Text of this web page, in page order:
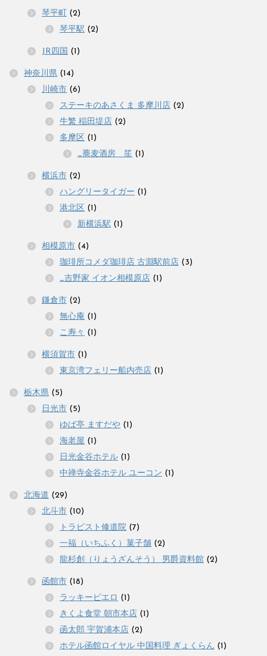
琴平町 (2)
琴平駅 (2)
JR四国 (1)
神奈川県 (14)
川崎市 (6)
ステーキのあさくま 多摩川店 (2)
牛繁 稲田堤店 (2)
多摩区 (1)
_蕎麦酒房 笙 (1)
横浜市 (2)
ハングリータイガー (1)
港北区 (1)
新横浜駅 (1)
相模原市 (4)
珈琲所コメダ珈琲店 古淵駅前店 (3)
_吉野家 イオン相模原店 (1)
鎌倉市 (2)
無心庵 (1)
こ寿々 (1)
横須賀市 (1)
東京湾フェリー船内売店 (1)
栃木県 (5)
日光市 (5)
ゆば亭 ますだや (1)
海老屋 (1)
日光金谷ホテル (1)
中禅寺金谷ホテル ユーコン (1)
北海道 (29)
北斗市 (10)
トラピスト修道院 (7)
一福（いちふく）菓子舗 (2)
龍杉創（りょうざんそう） 男爵資料館 (2)
函館市 (18)
ラッキーピエロ (1)
きくよ食堂 朝市本店 (1)
函太郎 宇賀浦本店 (2)
ホテル函館ロイヤル 中国料理 ぎょくらん (1)